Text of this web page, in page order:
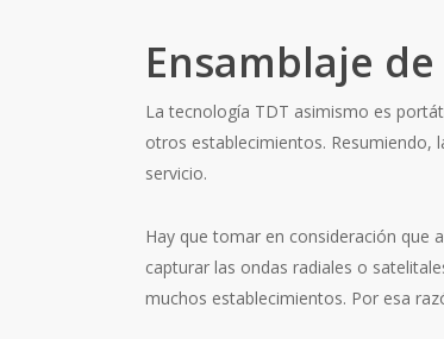
Ensamblaje
La tecnología TDT asimismo es
otros establecimientos. Resumiendo,
servicio.
Hay que tomar en consideración que
capturar las ondas radiales o
muchos establecimientos. Por esa